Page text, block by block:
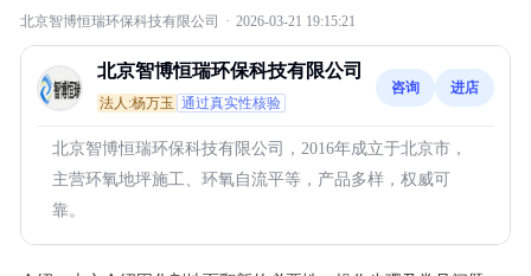
北京智博恒瑞环保科技有限公司 · 2026-03-21 19:15:21
北京智博恒瑞环保科技有限公司
法人:杨万玉 通过真实性核验
咨询 进店
北京智博恒瑞环保科技有限公司，2016年成立于北京市，
主营环氧地坪施工、环氧自流平等，产品多样，权威可
靠。